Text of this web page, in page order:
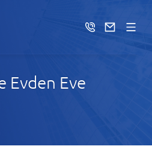
Evden Eve